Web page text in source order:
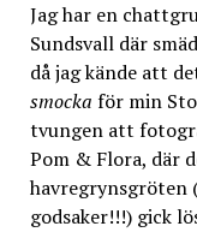
Jag har en
Sundsvall där
då jag kände att
smocka för min
tvungen att
Pom & Flora, där
havregrynsgröten
godsaker!!!) gick